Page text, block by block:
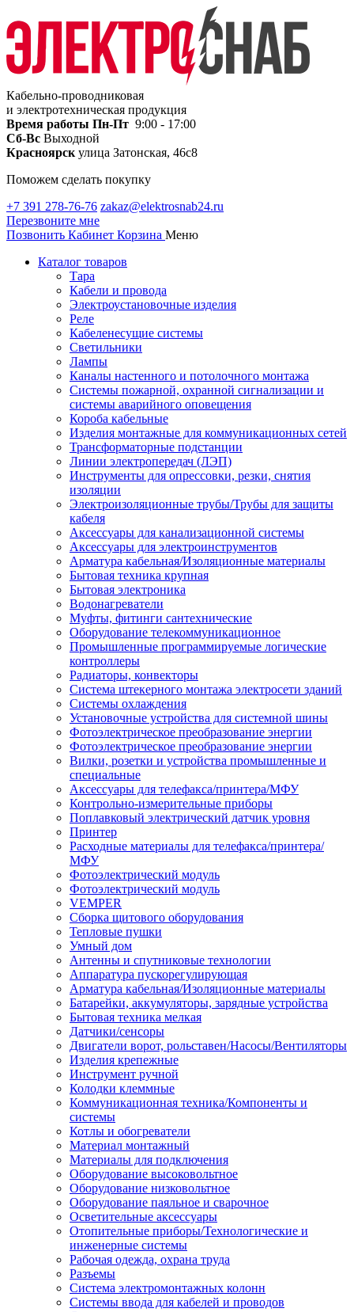
Кабельно-проводниковая
и электротехническая продукция
Время работы Пн-Пт 9:00 - 17:00
Сб-Вс Выходной
Красноярск улица Затонская, 46с8
Поможем сделать покупку
+7 391 278-76-76 zakaz@elektrosnab24.ru
Перезвоните мне
Позвонить Кабинет Корзина Меню
Каталог товаров
Тара
Кабели и провода
Электроустановочные изделия
Реле
Кабеленесущие системы
Светильники
Лампы
Каналы настенного и потолочного монтажа
Системы пожарной, охранной сигнализации и
системы аварийного оповещения
Короба кабельные
Изделия монтажные для коммуникационных сетей
Трансформаторные подстанции
Линии электропередач (ЛЭП)
Инструменты для опрессовки, резки, снятия
изоляции
Электроизоляционные трубы/Трубы для защиты
кабеля
Аксессуары для канализационной системы
Аксессуары для электроинструментов
Арматура кабельная/Изоляционные материалы
Бытовая техника крупная
Бытовая электроника
Водонагреватели
Муфты, фитинги сантехнические
Оборудование телекоммуникационное
Промышленные программируемые логические
контроллеры
Радиаторы, конвекторы
Система штекерного монтажа электросети зданий
Системы охлаждения
Установочные устройства для системной шины
Фотоэлектрическое преобразование энергии
Фотоэлектрическое преобразование энергии
Вилки, розетки и устройства промышленные и
специальные
Аксессуары для телефакса/принтера/МФУ
Контрольно-измерительные приборы
Поплавковый электрический датчик уровня
Принтер
Расходные материалы для телефакса/принтера/
МФУ
Фотоэлектрический модуль
Фотоэлектрический модуль
VEMPER
Сборка щитового оборудования
Тепловые пушки
Умный дом
Антенны и спутниковые технологии
Аппаратура пускорегулирующая
Арматура кабельная/Изоляционные материалы
Батарейки, аккумуляторы, зарядные устройства
Бытовая техника мелкая
Датчики/сенсоры
Двигатели ворот, рольставен/Насосы/Вентиляторы
Изделия крепежные
Инструмент ручной
Колодки клеммные
Коммуникационная техника/Компоненты и
системы
Котлы и обогреватели
Материал монтажный
Материалы для подключения
Оборудование высоковольтное
Оборудование низковольтное
Оборудование паяльное и сварочное
Осветительные аксессуары
Отопительные приборы/Технологические и
инженерные системы
Рабочая одежда, охрана труда
Разъемы
Система электромонтажных колонн
Системы ввода для кабелей и проводов